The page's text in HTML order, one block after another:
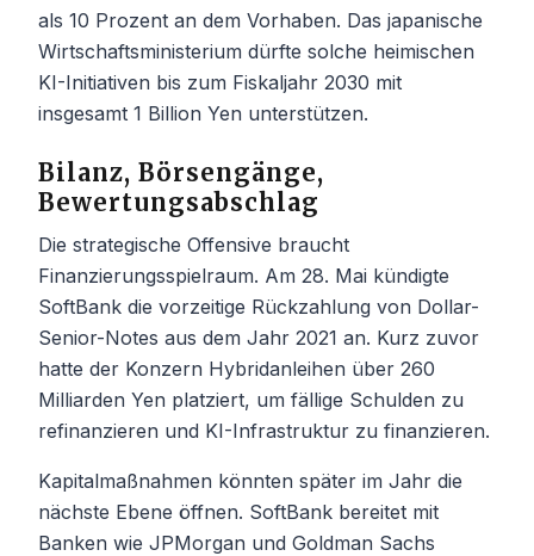
als 10 Prozent an dem Vorhaben. Das japanische
Wirtschaftsministerium dürfte solche heimischen
KI-Initiativen bis zum Fiskaljahr 2030 mit
insgesamt 1 Billion Yen unterstützen.
Bilanz, Börsengänge,
Bewertungsabschlag
Die strategische Offensive braucht
Finanzierungsspielraum. Am 28. Mai kündigte
SoftBank die vorzeitige Rückzahlung von Dollar-
Senior-Notes aus dem Jahr 2021 an. Kurz zuvor
hatte der Konzern Hybridanleihen über 260
Milliarden Yen platziert, um fällige Schulden zu
refinanzieren und KI-Infrastruktur zu finanzieren.
Kapitalmaßnahmen könnten später im Jahr die
nächste Ebene öffnen. SoftBank bereitet mit
Banken wie JPMorgan und Goldman Sachs